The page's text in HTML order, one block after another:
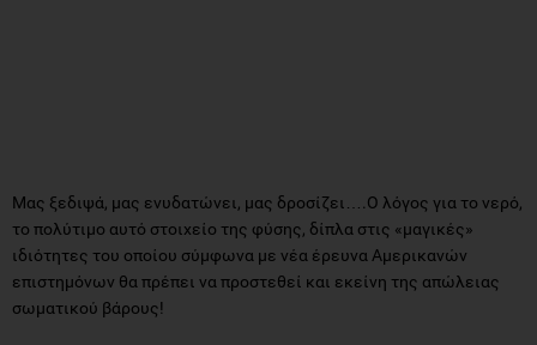
Μας ξεδιψά, μας ενυδατώνει, μας δροσίζει….Ο λόγος για το νερό,
το πολύτιμο αυτό στοιχείο της φύσης, δίπλα στις «μαγικές»
ιδιότητες του οποίου σύμφωνα με νέα έρευνα Αμερικανών
επιστημόνων θα πρέπει να προστεθεί και εκείνη της απώλειας
σωματικού βάρους!